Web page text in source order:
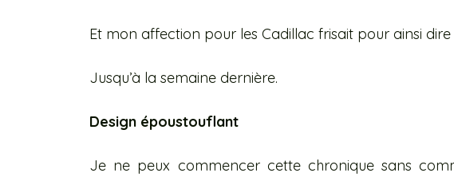
Et mon affection pour les Cadillac frisait pour ainsi
Jusqu’à la semaine dernière.
Design époustouflant
Je ne peux commencer cette chronique sans